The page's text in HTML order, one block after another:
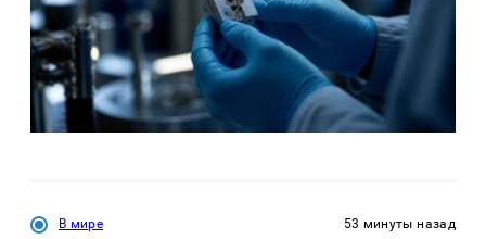
В мире 53 минуты назад